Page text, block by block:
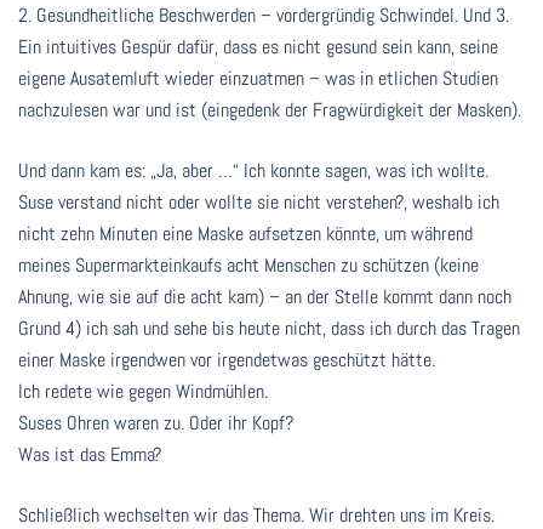
2. Gesundheitliche Beschwerden – vordergründig Schwindel. Und 3.
Ein intuitives Gespür dafür, dass es nicht gesund sein kann, seine
eigene Ausatemluft wieder einzuatmen – was in etlichen Studien
nachzulesen war und ist (eingedenk der Fragwürdigkeit der Masken).
Und dann kam es: „Ja, aber …“ Ich konnte sagen, was ich wollte.
Suse verstand nicht oder wollte sie nicht verstehen?, weshalb ich
nicht zehn Minuten eine Maske aufsetzen könnte, um während
meines Supermarkteinkaufs acht Menschen zu schützen (keine
Ahnung, wie sie auf die acht kam) – an der Stelle kommt dann noch
Grund 4) ich sah und sehe bis heute nicht, dass ich durch das Tragen
einer Maske irgendwen vor irgendetwas geschützt hätte.
Ich redete wie gegen Windmühlen.
Suses Ohren waren zu. Oder ihr Kopf?
Was ist das Emma?
Schließlich wechselten wir das Thema. Wir drehten uns im Kreis.